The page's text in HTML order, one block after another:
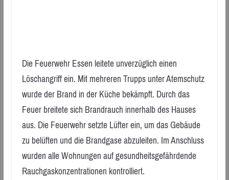
Die Feuerwehr Essen leitete unverzüglich einen
Löschangriff ein. Mit mehreren Trupps unter Atemschutz
wurde der Brand in der Küche bekämpft. Durch das
Feuer breitete sich Brandrauch innerhalb des Hauses
aus. Die Feuerwehr setzte Lüfter ein, um das Gebäude
zu belüften und die Brandgase abzuleiten. Im Anschluss
wurden alle Wohnungen auf gesundheitsgefährdende
Rauchgaskonzentrationen kontrolliert.